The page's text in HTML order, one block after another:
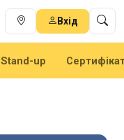
Вхід
Stand-up